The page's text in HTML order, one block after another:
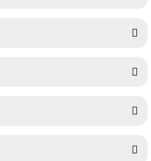
noktaları öneri formunu kullanarak